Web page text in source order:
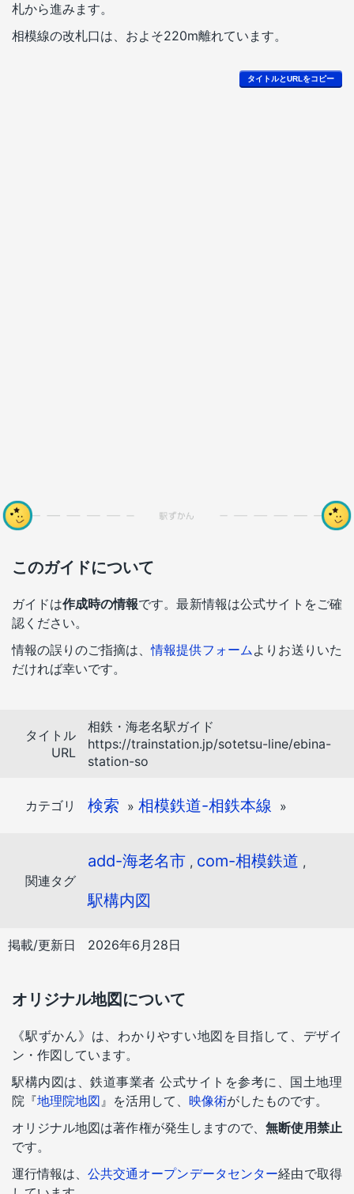
札から進みます。
相模線の改札口は、およそ220m離れています。
タイトルとURLをコピー
このガイドについて
ガイドは作成時の情報です。最新情報は公式サイトをご確
認ください。
情報の誤りのご指摘は、情報提供フォームよりお送りいた
だければ幸いです。
タイトル
URL
相鉄・海老名駅ガイド
https://trainstation.jp/sotetsu-line/ebina-
station-so
カテゴリ 検索 » 相模鉄道-相鉄本線 »
関連タグ
add-海老名市 , com-相模鉄道 ,
駅構内図
掲載/更新日 2026年6月28日
オリジナル地図について
《駅ずかん》は、わかりやすい地図を目指して、デザイ
ン・作図しています。
駅構内図は、鉄道事業者 公式サイトを参考に、国土地理
院『地理院地図』を活用して、 映像術がしたものです。
オリジナル地図は著作権が発生しますので、 無断使用禁止
です。
運行情報は、 公共交通オープンデータセンター経由で取得